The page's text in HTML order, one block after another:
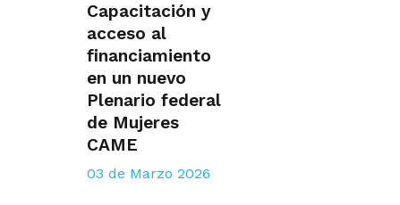
Capacitación y
acceso al
financiamiento
en un nuevo
Plenario federal
de Mujeres
CAME
03 de Marzo 2026